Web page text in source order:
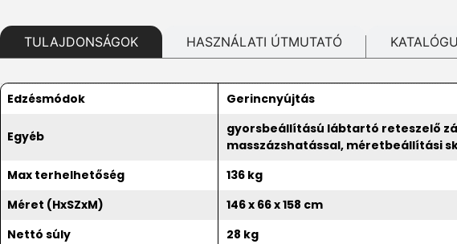
TULAJDONSÁGOK HASZNÁLATI ÚTMUTATÓ
Edzésmódok Gerincnyújtás
Egyéb
gyorsbeállítású lábtartó reteszelő
masszázshatással, méretbeállítási
Max terhelhetőség
136 kg
Méret (HxSZxM)
146 x 66 x 158 cm
Nettó súly
28 kg